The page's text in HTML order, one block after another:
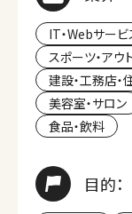
IT・Webサービ
スポーツ・アウ
建設・工務店・
美容室・サロン
食品・飲料
目的：